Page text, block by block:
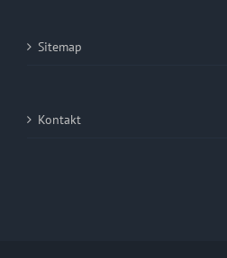
Sitemap
Kontakt